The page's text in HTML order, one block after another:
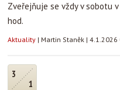
Zveřejňuje se vždy v sobotu
hod.
Aktuality | Martin Staněk | 4.1.2026
3
1